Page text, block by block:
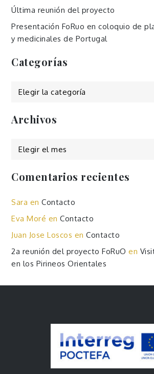
Última reunión del proyecto
Presentación FoRuo en coloquio de
y medicinales de Portugal
Categorías
Categorías
Archivos
Comentarios recientes
Sara enContacto
Eva Moré enContacto
Juan Jose Loscos enContacto
2a reunión del proyecto FoRuO en
en los Pirineos Orientales